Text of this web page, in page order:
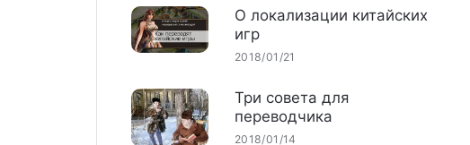
О локализации китайских
игр
2018/01/21
Три совета для
переводчика
2018/01/14